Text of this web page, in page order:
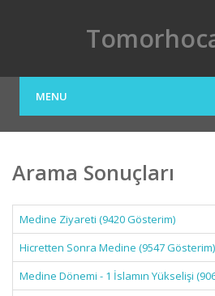
MENU
Arama Sonuçları
Medine Ziyareti (9420 Gösterim)
Hicretten Sonra Medine (9547 Gösterim)
Medine Dönemi - 1 İslamın Yükselişi